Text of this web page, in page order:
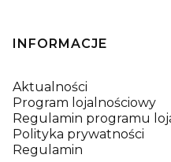
Linki w stopce
INFORMACJE
Aktualności
Program lojalnościowy
Regulamin programu
Polityka prywatności
Regulamin